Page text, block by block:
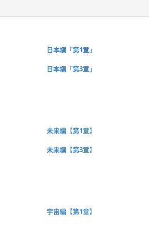
日本編「第1章」
日本編「第3章」
未来編【第1章】
未来編【第3章】
宇宙編【第1章】